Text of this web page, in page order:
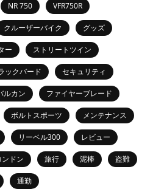
NR 750 VFR750R
クルーザーバイク グッズ
ー ストリートツイン
ックバード セキュリティ
ルカン ファイヤーブレード
ボルトスポーツ メンテナンス
リーベル300 レビュー
ンドン 旅行 泥棒 盗難
通勤